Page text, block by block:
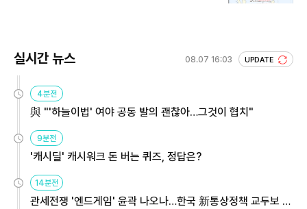
실시간 뉴스 08.07 16:03 UPDATE
4분전
與 "'하늘이법' 여야 공동 발의 괜찮아…그것이 협치"
9분전
'캐시딜' 캐시워크 돈 버는 퀴즈, 정답은?
14분전
관세전쟁 '엔드게임' 윤곽 나오나…한국 新통상정책 교두보 활